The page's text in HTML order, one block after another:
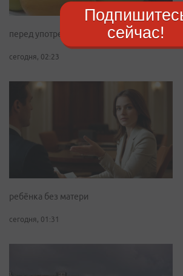
перед употреблением
сегодня, 02:23
ребёнка без матери
сегодня, 01:31
сейчас!